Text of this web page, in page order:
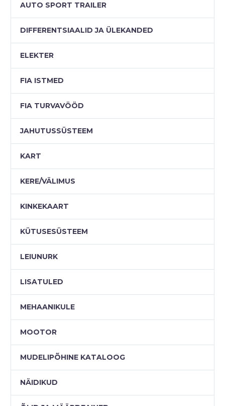
be
AUTO SPORT TRAILER
DIFFERENTSIAALID JA ÜLEKANDED
ELEKTER
FIA ISTMED
FIA TURVAVÖÖD
JAHUTUSSÜSTEEM
KART
KERE/VÄLIMUS
KINKEKAART
KÜTUSESÜSTEEM
LEIUNURK
LISATULED
MEHAANIKULE
MOOTOR
MUDELIPÕHINE KATALOOG
NÄIDIKUD